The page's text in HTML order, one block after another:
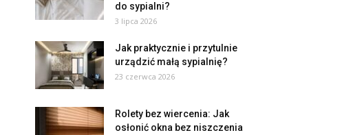
do sypialni?
3 lipca 2026
Jak praktycznie i przytulnie
urządzić małą sypialnię?
23 czerwca 2026
Rolety bez wiercenia: Jak
osłonić okna bez niszczenia